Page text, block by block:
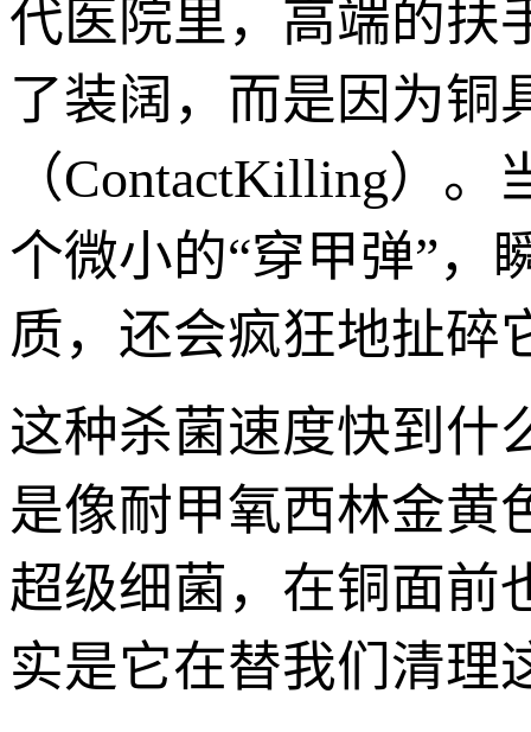
代医院里，高端的扶
了装阔，而是因为铜
（ContactKilling）
个微小的“穿甲弹”，
质，还会疯狂地扯碎
这种杀菌速度快到什
是像耐甲氧西林金黄
超级细菌，在铜面前
实是它在替我们清理